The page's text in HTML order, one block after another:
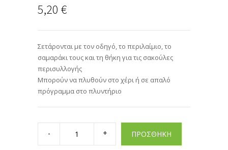
5,20 €
Σετάρονται με τον οδηγό, το περιλαίμιο, το
σαμαράκι τους και τη θήκη για τις σακούλες
περισυλλογής
Μπορούν να πλυθούν στο χέρι ή σε απαλό
πρόγραμμα στο πλυντήριο
MΠΑΝΤΑΝΑ
CANDY
49.5x35x35cm
quantity
ΠΡΟΣΘΗΚΗ